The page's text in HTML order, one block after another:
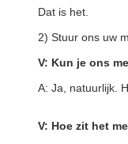
Dat is het.
2) Stuur ons uw
V: Kun je ons
A: Ja, natuurlijk.
V: Hoe zit het